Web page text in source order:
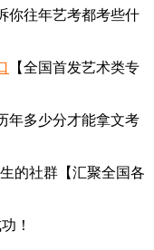
你往年艺考都考些什
【全国首发艺术类专
年多少分才能拿文考
的社群【汇聚全国各
！